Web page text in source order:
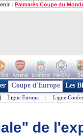
: Palmarès Coupe du
Utd Arsenal Liverpool ManCity
Coupe d'Europe Les
| Ligue Europa | Ligue
de